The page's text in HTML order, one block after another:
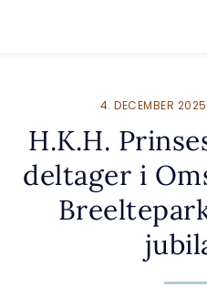
4. DECEMBER
H.K.H.
deltager i